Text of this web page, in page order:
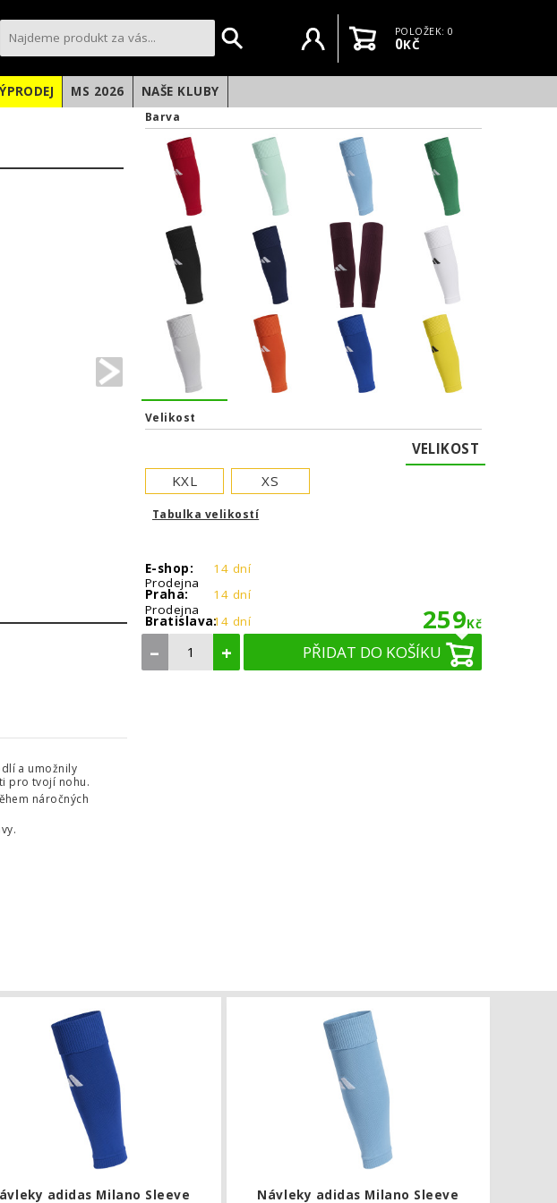
Uživatelský účet
KošíkPOLOŽEK: 0
0KČ
MS 2026 NAŠE KLUBY
a umožnily
pro tvojí nohu.
náročných
Barva
Velikost
VELIKOST
KXL
XS
Tabulka velikostí
E-shop:
14 dní
Prodejna
Praha:
14 dní
Prodejna
Bratislava:14 dní 259Kč
– + PŘIDAT DO KOŠÍKU
adidas Milano Sleeve Návleky adidas Milano Sleeve